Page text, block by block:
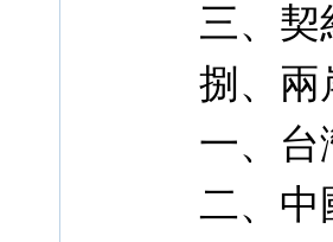
三、
捌、兩
一、台
二、中